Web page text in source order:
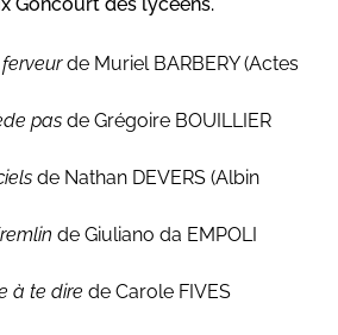
de Muriel BARBERY (Actes
pas de Grégoire BOUILLIER
de Nathan DEVERS (Albin
de Giuliano da EMPOLI
à te dire de Carole FIVES